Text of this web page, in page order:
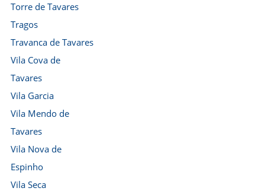
Torre de Tavares
Tragos
Travanca de Tavares
Vila Cova de
Tavares
Vila Garcia
Vila Mendo de
Tavares
Vila Nova de
Espinho
Vila Seca